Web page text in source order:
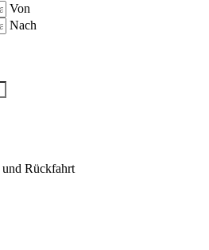
Von
Nach
Rückfahrt